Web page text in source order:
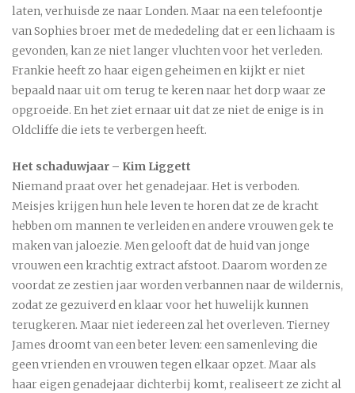
laten, verhuisde ze naar Londen. Maar na een telefoontje
van Sophies broer met de mededeling dat er een lichaam is
gevonden, kan ze niet langer vluchten voor het verleden.
Frankie heeft zo haar eigen geheimen en kijkt er niet
bepaald naar uit om terug te keren naar het dorp waar ze
opgroeide. En het ziet ernaar uit dat ze niet de enige is in
Oldcliffe die iets te verbergen heeft.
Het schaduwjaar – Kim Liggett
Niemand praat over het genadejaar. Het is verboden.
Meisjes krijgen hun hele leven te horen dat ze de kracht
hebben om mannen te verleiden en andere vrouwen gek te
maken van jaloezie. Men gelooft dat de huid van jonge
vrouwen een krachtig extract afstoot. Daarom worden ze
voordat ze zestien jaar worden verbannen naar de wildernis,
zodat ze gezuiverd en klaar voor het huwelijk kunnen
terugkeren. Maar niet iedereen zal het overleven. Tierney
James droomt van een beter leven: een samenleving die
geen vrienden en vrouwen tegen elkaar opzet. Maar als
haar eigen genadejaar dichterbij komt, realiseert ze zicht al